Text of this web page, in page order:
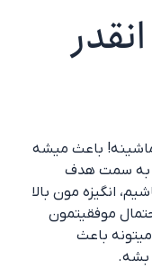
باعث میشه
به سمت هدف
انگیزه مون بالا
موفقیتمون
باعث
بشه.